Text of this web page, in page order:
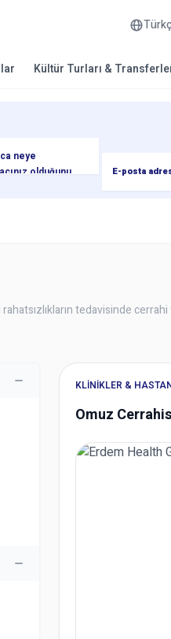
Kültür Turları &
tedavisinde cerrahi
KLINIKLER &
Omuz